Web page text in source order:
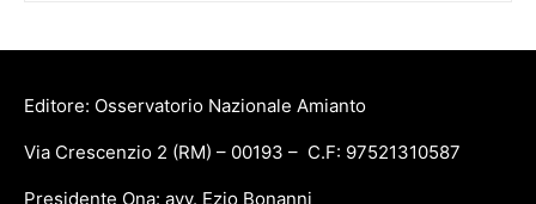
Editore: Osservatorio Nazionale Amianto
Via Crescenzio 2 (RM) – 00193 – C.F: 97521310587
Presidente Ona: avv. Ezio Bonanni